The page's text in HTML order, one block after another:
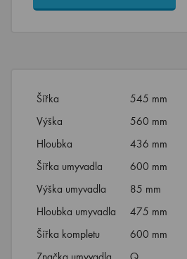
Šířka
545 mm
Výška
560 mm
Hloubka
436 mm
Šířka umyvadla
600 mm
Výška umyvadla
85 mm
Hloubka umyvadla
475 mm
Šířka kompletu
600 mm